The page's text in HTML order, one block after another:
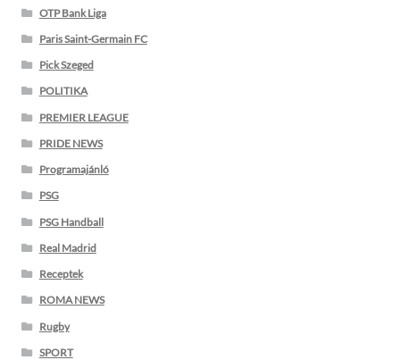
OTP Bank Liga
Paris Saint-Germain FC
Pick Szeged
POLITIKA
PREMIER LEAGUE
PRIDE NEWS
Programajánló
PSG
PSG Handball
Real Madrid
Receptek
ROMA NEWS
Rugby
SPORT